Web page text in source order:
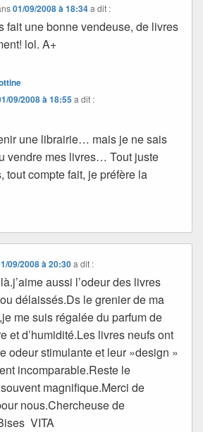
01/09/2008 à 18:34 a dit :
fait une bonne vendeuse, de livres
lol. A+
09/2008 à 18:55a dit :
une librairie… mais je ne sais
vendre mes livres… Tout juste
tout compte fait, je préfère la
09/2008 à 20:30 a dit :
aussi l’odeur des livres
délaissés.Ds le grenier de ma
me suis régalée du parfum de
et d’humidité.Les livres neufs ont
odeur stimulante et leur »design »
incomparable.Reste le
magnifique.Merci de
nous.Chercheuse de
VITA